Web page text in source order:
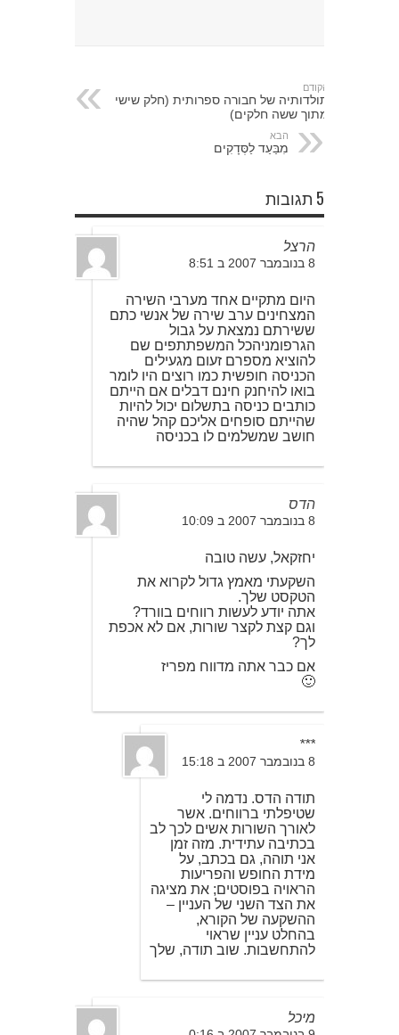
הקודם
תולדותיה של חבורה ספרותית (חלק שישי
מתוך ששה חלקים)
הבא
מִבַּעַד לַסְּדָקִים
5 תגובות
הרצל
8 בנובמבר 2007 ב 8:51
היום מתקיים אחד מערבי השירה
המצחינים ערב שירה של אנשי כתם
ששירתם נמצאת על גבול
הגרפומניהכל המשפתתפים שם
להוציא מספרם זעום מגעילים
הכניסה חופשית כמו רוצים היו לומר
בואו להיחנק חינם דבלים אם הייתם
כותבים כניסה בתשלום יכול להיות
שהייתם סופחים אליכם קהל שהיה
חושב שמשלמים לו בכניסה
הדס
8 בנובמבר 2007 ב 10:09
יחזקאל, עשה טובה
השקעתי מאמץ גדול לקרוא את
הטקסט שלך.
אתה יודע לעשות רווחים בוורד?
וגם קצת לקצר שורות, אם לא אכפת
לך?
אם כבר אתה מדווח מפריז
🙂
***
8 בנובמבר 2007 ב 15:18
תודה הדס. נדמה לי
שטיפלתי ברווחים. אשר
לאורך השורות אשים לכך לב
בכתיבה עתידית. מזה זמן
אני תוהה, גם בכתב, על
מידת החופש והפריעות
הראויה בפוסטים; את מציגה
את הצד השני של העניין –
ההשקעה של הקורא,
בהחלט עניין שראוי
להתחשבות. שוב תודה, שלך
מיכל